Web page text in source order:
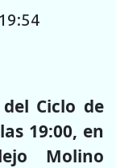
Ciclo de
19:00, en
Molino